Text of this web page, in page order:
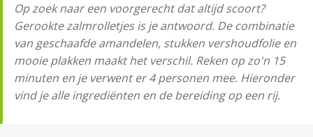
Op zoek naar een voorgerecht dat altijd scoort?
Gerookte zalmrolletjes is je antwoord. De combinatie
van geschaafde amandelen, stukken vershoudfolie en
mooie plakken maakt het verschil. Reken op zo'n 15
minuten en je verwent er 4 personen mee. Hieronder
vind je alle ingrediënten en de bereiding op een rij.